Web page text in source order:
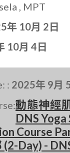
, MPT
年 10月 2日
10月 4日
: 2025年 9月
動態神經
DNS
Course
(2-Day) -